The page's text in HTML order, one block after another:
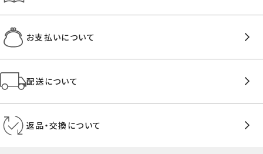
お支払いについて
配送について
返品・交換について